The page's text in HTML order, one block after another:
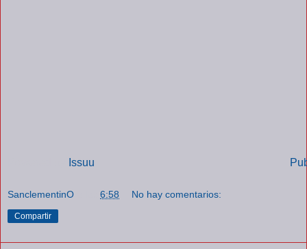
Issuu
SanclementinO 6:58 No hay comentarios:
Compartir